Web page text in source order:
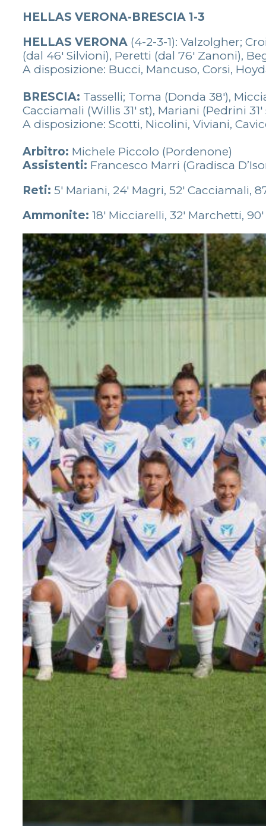
HELLAS VERONA-BRESCIA 1-3
HELLAS VERONA (4-2-3-1): Valzolgher;
(dal 46′ Silvioni), Peretti (dal 76′ Zanoni),
A disposizione: Bucci, Mancuso, Corsi,
BRESCIA: Tasselli; Toma (Donda 38′),
Cacciamali (Willis 31′ st), Mariani (Pedrini
A disposizione: Scotti, Nicolini, Viviani,
Arbitro: Michele Piccolo (Pordenone)
Assistenti: Francesco Marri (Gradisca
Reti: 5′ Mariani, 24′ Magri, 52′ Cacciamali,
Ammonite: 18′ Micciarelli, 32′ Marchetti,